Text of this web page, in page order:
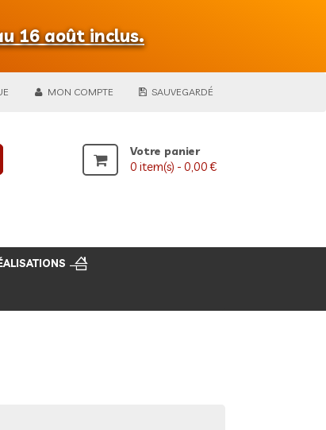
16 août inclus.
MON COMPTE SAUVEGARDÉ
Votre panier
0 item(s) - 0,00 €